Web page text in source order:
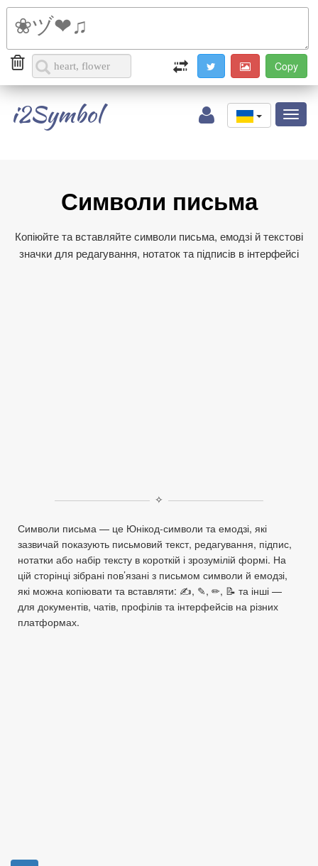
i2Symbol
Символи письма
Копіюйте та вставляйте символи письма, емодзі й текстові
значки для редагування, нотаток та підписів в інтерфейсі
✧
Символи письма — це Юнікод‑символи та емодзі, які
зазвичай показують письмовий текст, редагування, підпис,
нотатки або набір тексту в короткій і зрозумілій формі. На
цій сторінці зібрані пов’язані з письмом символи й емодзі,
які можна копіювати та вставляти: ✍, ✎, ✏, 📝 та інші —
для документів, чатів, профілів та інтерфейсів на різних
платформах.